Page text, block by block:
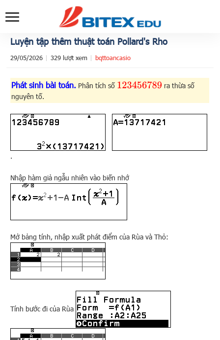
Luyện tập thêm thuật toán Pollard's Rho
29/05/2026 329 lượt xem bqttoancasio
Phát sinh bài toán. Phân tích số 123456789
ra thừa số
nguyên tố.
.
Nhập hàm giả ngẫu nhiên vào biến nhớ
Mở bảng tính, nhập xuất phát điểm của Rùa và Thỏ:
Tính bước đi của Rùa